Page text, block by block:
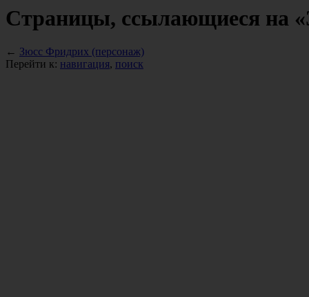
Страницы, ссылающиеся на
← Зюсс Фридрих (персонаж)
Перейти к: навигация, поиск